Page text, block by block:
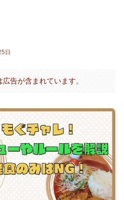
日
告が含まれています。